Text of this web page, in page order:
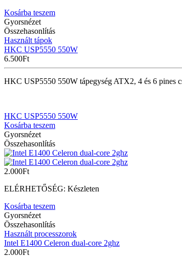
Kosárba teszem
Gyorsnézet
Összehasonlítás
Használt tápok
HKC USP5550 550W
6.500Ft
HKC USP5550 550W tápegység ATX2, 4 és 6 pines
HKC USP5550 550W
Kosárba teszem
Gyorsnézet
Összehasonlítás
2.000Ft
ELÉRHETŐSÉG: Készleten
Kosárba teszem
Gyorsnézet
Összehasonlítás
Használt processzorok
Intel E1400 Celeron dual-core 2ghz
2.000Ft